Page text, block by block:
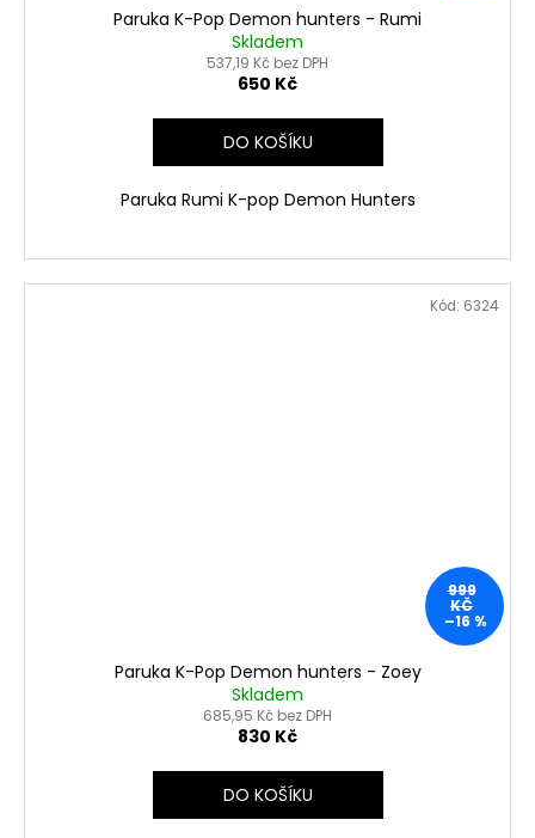
Paruka K-Pop Demon hunters - Rumi
Skladem
537,19 Kč bez DPH
650 Kč
DO KOŠÍKU
Paruka Rumi K-pop Demon Hunters
999
KČ
–16 %
Paruka K-Pop Demon hunters - Zoey
Skladem
685,95 Kč bez DPH
830 Kč
DO KOŠÍKU
Kód: 6324